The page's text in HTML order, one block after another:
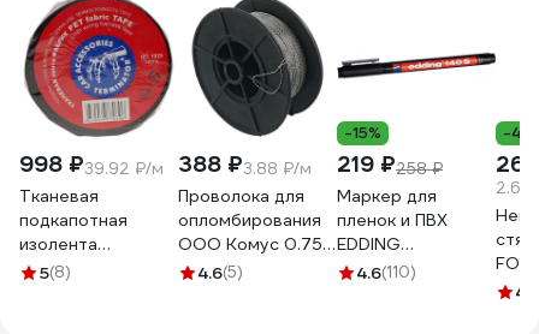
998 ₽39.92 ₽/м
Тканевая
подкапотная
изолента
Terminator Izt
5(8)
388 ₽3.88 ₽/м
Проволока для
опломбирования
ООО Комус 0.75
мм, намотка 100 м
4.6(5)
-15%
219 ₽258 ₽
Маркер для
пленок и ПВХ
EDDING
permanent 0.3мм
4.6(110)
-
2.69
4.4